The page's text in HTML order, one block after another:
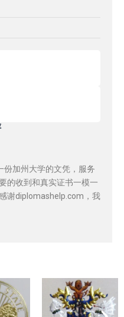
加州大学的文凭，服务
的收到和真实证书一模一
谢diplomashelp.com，我